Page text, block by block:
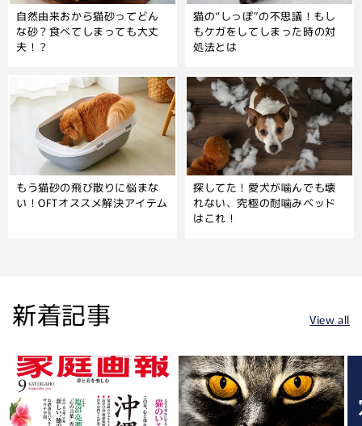
自然由来おから猫砂ってどん
な砂？食べてしまっても大丈
夫！？
猫の“しっぽ”の不思議！もし
もケガをしてしまった時の対
処法とは
もう猫砂の飛び散りに悩まな
い！OFTオススメ解決アイテム
探してた！愛犬が噛んでも壊
れない、究極の耐噛みベッド
はこれ！
新着記事 View all